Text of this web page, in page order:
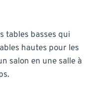
tables basses qui
hautes pour les
salon en une salle à